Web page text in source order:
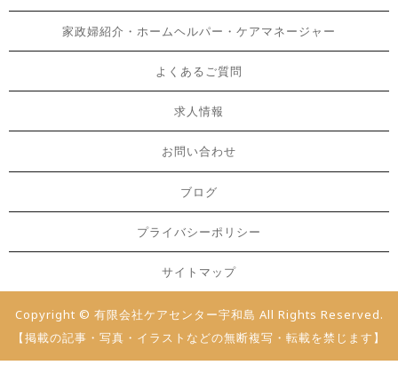
家政婦紹介・ホームヘルパー・ケアマネージャー
よくあるご質問
求人情報
お問い合わせ
ブログ
プライバシーポリシー
サイトマップ
Copyright © 有限会社ケアセンター宇和島 All Rights Reserved.
【掲載の記事・写真・イラストなどの無断複写・転載を禁じます】